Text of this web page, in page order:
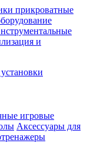
прикроватные
и
игровые
Аксессуары для